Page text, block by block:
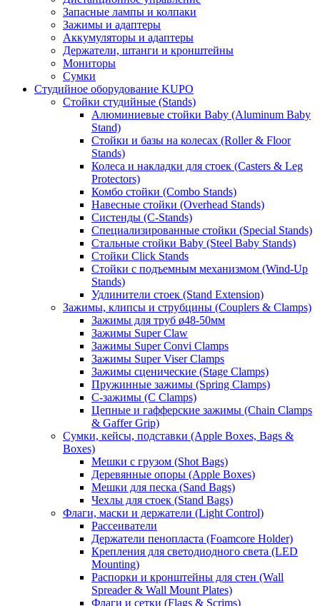
Запасные лампы и колпаки
Зажимы и адаптеры
Аккумуляторы и адаптеры
Держатели, штанги и кронштейны
Мониторы
Сумки
Студийное оборудование KUPO
Стойки студийные (Stands)
Алюминиевые стойки Baby (Aluminum Baby
Stand)
Стойки и базы на колесах (Roller & Floor
Stands)
Колеса и накладки для стоек (Casters & Leg
Protectors)
Комбо стойки (Combo Stands)
Навесные стойки (Overhead Stands)
Систенды (C-Stands)
Специализированные стойки (Special Stands)
Стальные стойки Baby (Steel Baby Stands)
Стойки Click Stands
Стойки с подъемным механизмом (Wind-Up
Stands)
Удлинители стоек (Stand Extension)
Зажимы, клипсы и струбцины (Couplers & Clamps)
Зажимы для труб ø48-50мм
Зажимы Super Claw
Зажимы Super Convi Clamps
Зажимы Super Viser Clamps
Зажимы сценические (Stage Clamps)
Пружинные зажимы (Spring Clamps)
С-зажимы (C Clamps)
Цепные и гафферские зажимы (Chain Clamps
& Gaffer Grip)
Сумки, кейсы, подставки (Apple Boxes, Bags &
Boxes)
Мешки с грузом (Shot Bags)
Деревянные опоры (Apple Boxes)
Мешки для песка (Sand Bags)
Чехлы для стоек (Stand Bags)
Флаги, маски и держатели (Light Control)
Рассеиватели
Держатели пенопласта (Foamcore Holder)
Крепления для светодиодного света (LED
Mounting)
Распорки и кронштейны для стен (Wall
Spreader & Wall Mount Plates)
Флаги и сетки (Flags & Scrims)